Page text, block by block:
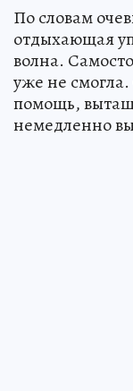
По словам
отдыхающая
волна.
уже не
помощь,
немедленно